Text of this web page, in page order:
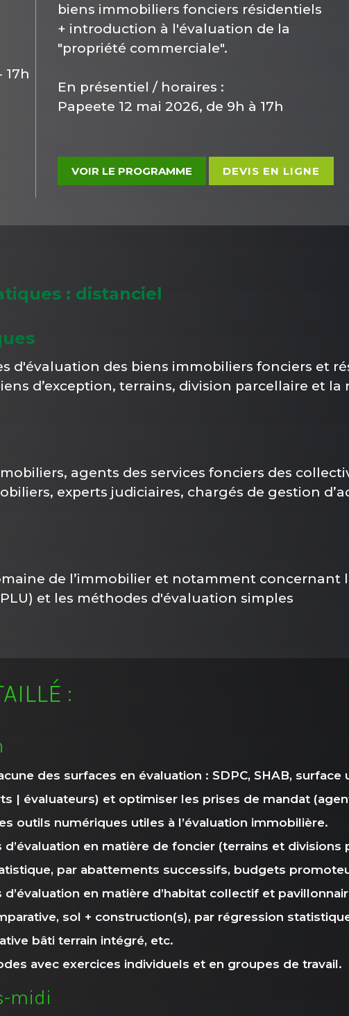
17h
biens immobiliers fonciers résidentiels
+ introduction à l'évaluation de la
"propriété commerciale".
En présentiel / horaires :
Papeete 12 mai 2026, de 9h à 17h
VOIR LE PROGRAMME DEVIS EN LIGNE
: distanciel
d'évaluation des biens immobiliers fonciers et
d’exception, terrains, division parcellaire et
agents des services fonciers des
experts judiciaires, chargés de gestion
de l’immobilier et notamment concernant
et les méthodes d'évaluation simples
:
des surfaces en évaluation : SDPC, SHAB, surface
| évaluateurs) et optimiser les prises de mandat
outils numériques utiles à l’évaluation immobilière.
en matière de foncier (terrains et divisions
par abattements successifs, budgets
en matière d’habitat collectif et
sol + construction(s), par régression
bâti terrain intégré, etc.
avec exercices individuels et en groupes de travail.
midi